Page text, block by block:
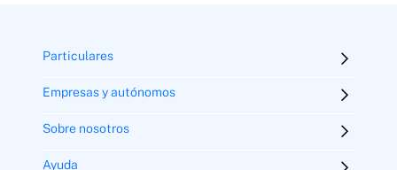
Particulares
Empresas y autónomos
Sobre nosotros
Ayuda